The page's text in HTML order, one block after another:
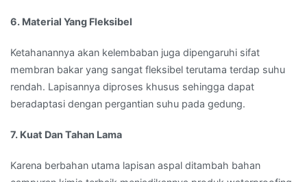
6. Material Yang Fleksibel
Ketahanannya akan kelembaban juga dipengaruhi sifat
membran bakar yang sangat fleksibel terutama terdap suhu
rendah. Lapisannya diproses khusus sehingga dapat
beradaptasi dengan pergantian suhu pada gedung.
7. Kuat Dan Tahan Lama
Karena berbahan utama lapisan aspal ditambah bahan